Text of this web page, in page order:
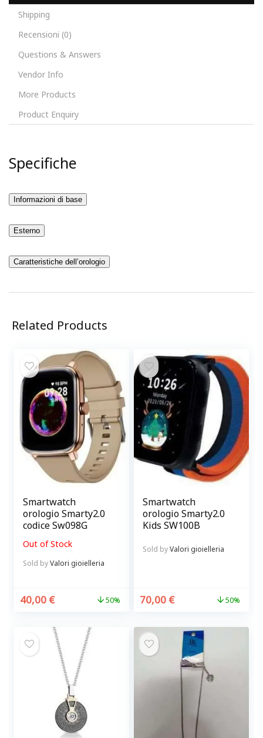
Shipping
Recensioni (0)
Questions & Answers
Vendor Info
More Products
Product Enquiry
Specifiche
Informazioni di base
Esterno
Caratteristiche dell’orologio
Related Products
Smartwatch
orologio Smarty2.0
codice Sw098G
Out of Stock
Sold byValori gioielleria
40,00 € 50%
Smartwatch
orologio Smarty2.0
Kids SW100B
Sold byValori gioielleria
70,00 € 50%